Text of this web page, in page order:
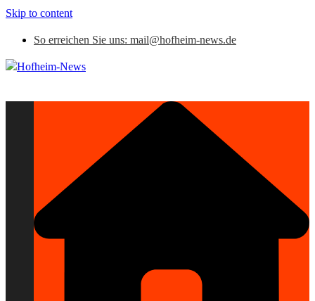
Skip to content
So erreichen Sie uns: mail@hofheim-news.de